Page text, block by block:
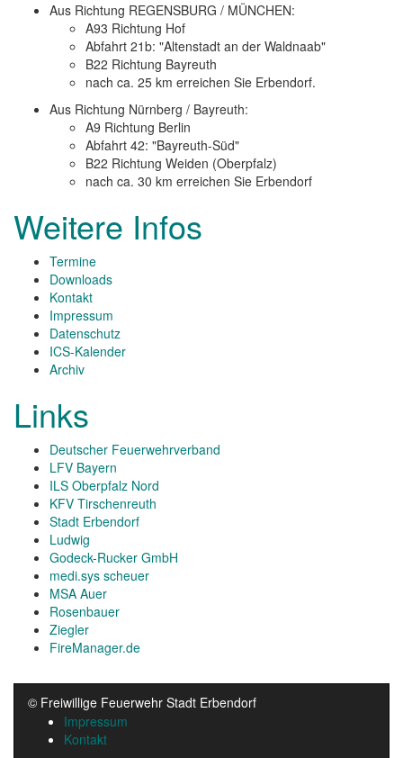
Aus Richtung REGENSBURG / MÜNCHEN:
A93 Richtung Hof
Abfahrt 21b: "Altenstadt an der Waldnaab"
B22 Richtung Bayreuth
nach ca. 25 km erreichen Sie Erbendorf.
Aus Richtung Nürnberg / Bayreuth:
A9 Richtung Berlin
Abfahrt 42: "Bayreuth-Süd"
B22 Richtung Weiden (Oberpfalz)
nach ca. 30 km erreichen Sie Erbendorf
Weitere Infos
Termine
Downloads
Kontakt
Impressum
Datenschutz
ICS-Kalender
Archiv
Links
Deutscher Feuerwehrverband
LFV Bayern
ILS Oberpfalz Nord
KFV Tirschenreuth
Stadt Erbendorf
Ludwig
Godeck-Rucker GmbH
medi.sys scheuer
MSA Auer
Rosenbauer
Ziegler
FireManager.de
© Freiwillige Feuerwehr Stadt Erbendorf
Impressum
Kontakt